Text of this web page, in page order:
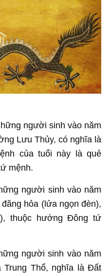
người sinh vào năm
Lưu Thủy, có nghĩa là
của tuổi này là quẻ
mệnh.
người sinh vào năm
hỏa (lửa ngọn đèn),
thuộc hướng Đông tứ
người sinh vào năm
Trung Thổ, nghĩa là Đất